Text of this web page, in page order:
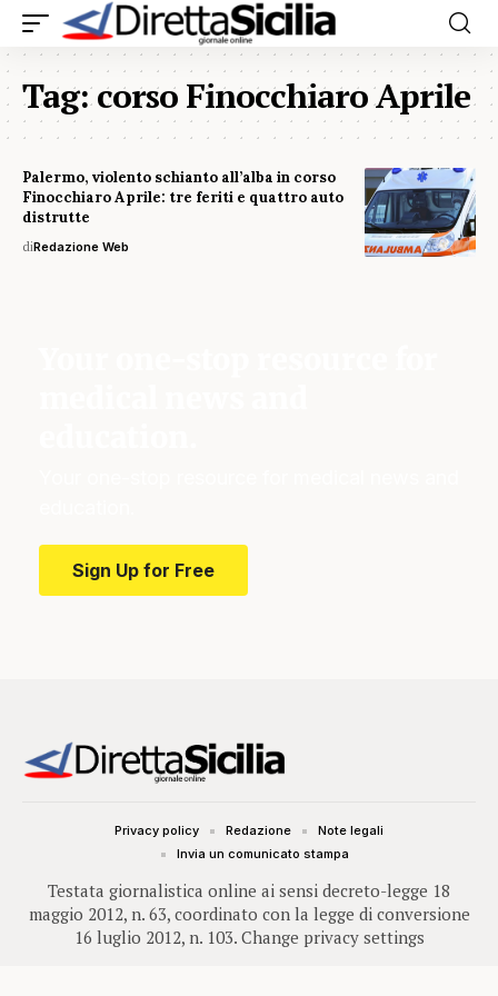
Tag:corso Finocchiaro Aprile
Palermo, violento schianto all’alba in corso
Finocchiaro Aprile: tre feriti e quattro auto
distrutte
diRedazione Web
Sign Up for Free
Testata giornalistica online ai sensi decreto-legge 18
maggio 2012, n. 63, coordinato con la legge di conversione
16 luglio 2012, n. 103. Change privacy settings
Privacy policy Redazione
Note legali
Invia un comunicato stampa